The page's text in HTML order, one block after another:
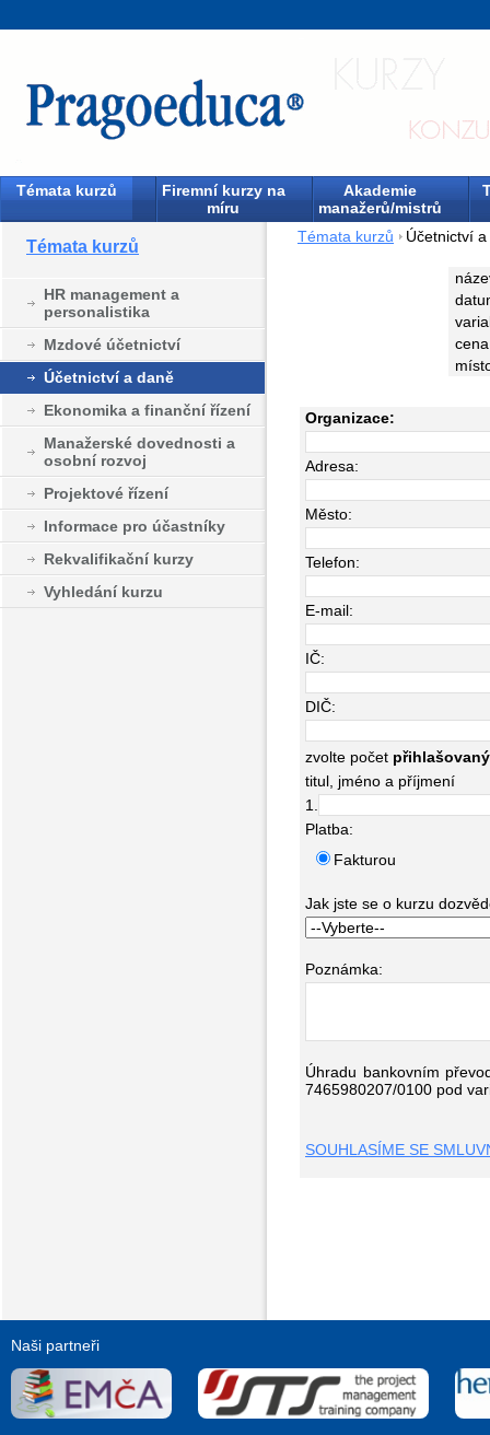
Témata kurzů
Firemní kurzy na
míru
Akademie
manažerů/mistrů
Témata kurzů
HR management a
personalistika
Mzdové účetnictví
Účetnictví a daně
Ekonomika a finanční řízení
Manažerské dovednosti a
osobní rozvoj
Projektové řízení
Informace pro účastníky
Rekvalifikační kurzy
Vyhledání kurzu
Témata kurzů Účetnictví
Organizace:
Adresa:
Město:
Telefon:
E-mail:
IČ:
DIČ:
zvolte počet
titul, jméno a příjmení
1.
Platba:
Fakturou
Jak jste se o kurzu
Poznámka:
Úhradu bankovním
7465980207/0100 pod
SOUHLASÍME SE
Naši partneři